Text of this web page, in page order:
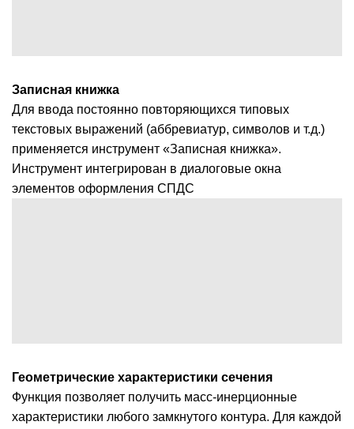
Записная книжка
Для ввода постоянно повторяющихся типовых
текстовых выражений (аббревиатур, символов и т.д.)
применяется инструмент «Записная книжка».
Инструмент интегрирован в диалоговые окна
элементов оформления СПДС
Геометрические характеристики сечения
Функция позволяет получить масс-инерционные
характеристики любого замкнутого контура. Для каждой